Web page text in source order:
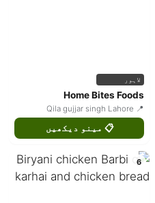
لاہور
Home Bites Foods
📍 Qila gujjar singh Lahore
📋 مینو دیکھیں
6